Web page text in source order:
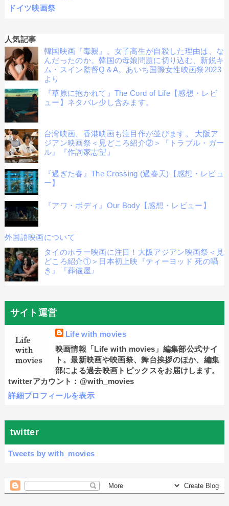
ドイツ映画祭
人気記事
韓国映画『毒親』。女子高生が自殺した理由は、な
んだったのか。韓国の母娘問題に切り込む、新鋭キ
ム・スイン監督Q＆A。あいち国際女性映画祭2023
より
『草原に抱かれて』The Cord of Life【感想・レビ
ュー】ネタバレ少し含みます。
台湾映画、香港映画も注目作が並びます。 大阪ア
ジアン映画祭＜見どころ紹介②＞『トラブル・ガー
ル』『作詞家志望』
『過ぎた春』The Crossing (過春天)【感想・レビュ
ー】
『アワ・ボディ』Our Body【感想・レビュー】
外国語映画について
タイのホラー映画に注目！大阪アジアン映画祭＜見
どころ紹介①＞日本初上映『ティーヨッド 死の囁
き』『葬儀屋』
サイト運営
Life with movies
映画情報「Life with movies」編集部公式サイ
ト。最新映画や映画祭、舞台挨拶のほか、編集
部による過去映画トピックスをお届けします。
twitterアカウント：@with_movies
詳細プロフィールを表示
twitter
Tweets by with_movies